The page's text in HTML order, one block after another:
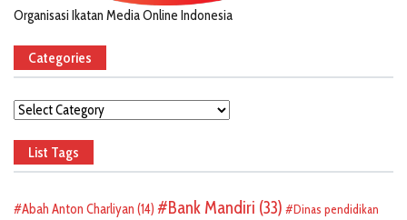
Organisasi Ikatan Media Online Indonesia
Categories
Categories
List Tags
Abah Anton Charliyan (14) Bank Mandiri (33)
Dinas pendidikan